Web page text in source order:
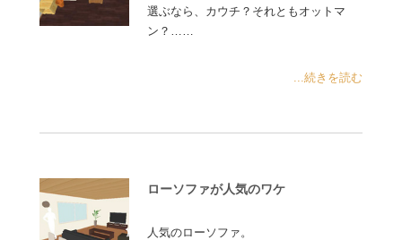
選ぶなら、カウチ？それともオットマ
ン？……
...続きを読む
ローソファが人気のワケ
人気のローソファ。